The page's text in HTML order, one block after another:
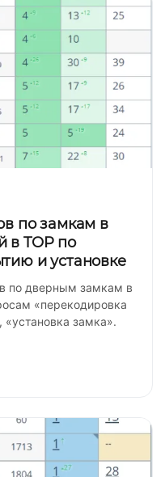
по замкам в
в TOP по
и установке
по дверным замкам в
«перекодировка
замка».